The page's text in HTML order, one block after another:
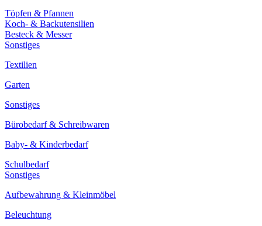
Töpfen & Pfannen
Koch- & Backutensilien
Besteck & Messer
Sonstiges
Textilien
Garten
Sonstiges
Bürobedarf & Schreibwaren
Baby- & Kinderbedarf
Schulbedarf
Sonstiges
Aufbewahrung & Kleinmöbel
Beleuchtung